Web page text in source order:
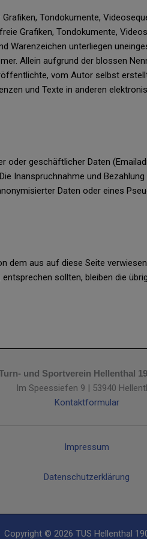
Tondokumente,
Grafiken, Tondokumente,
unterliegen
Allein aufgrund der blossen
vom Autor selbst
und Texte in anderen
oder geschäftlicher Daten
Inanspruchnahme und
Daten oder eines
aus auf diese Seite
sollten, bleiben die
und Sportverein Hellenthal
Im Speessiefen 9 | 53940
Kontaktformular
Impressum
Datenschutzerklärung
Copyright © 2026 TUS Hellenthal